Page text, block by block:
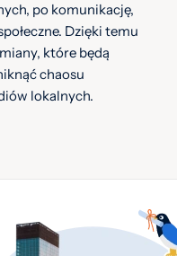
po komunikację,
Dzięki temu
które będą
chaosu
lokalnych.